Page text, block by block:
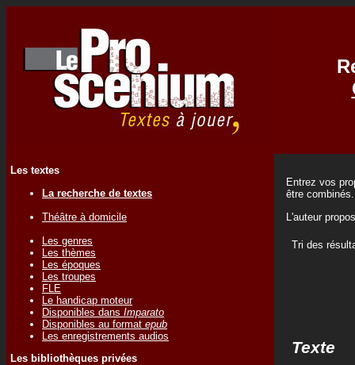
Les textes
La recherche de textes
Théâtre à domicile
Les genres
Les thèmes
Les époques
Les troupes
FLE
Le handicap moteur
Disponibles dans Imparato
Disponibles au format epub
Les enregistrements audios
Les bibliothèques privées
Entrez vos
être combinés.
L'auteur
Tri des
Texte